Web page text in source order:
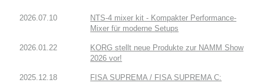
2026.07.10
NTS-4 mixer kit - Kompakter Performance-
Mixer für moderne Setups
2026.01.22
KORG stellt neue Produkte zur NAMM Show
2026 vor!
2025.12.18
FISA SUPREMA / FISA SUPREMA C: